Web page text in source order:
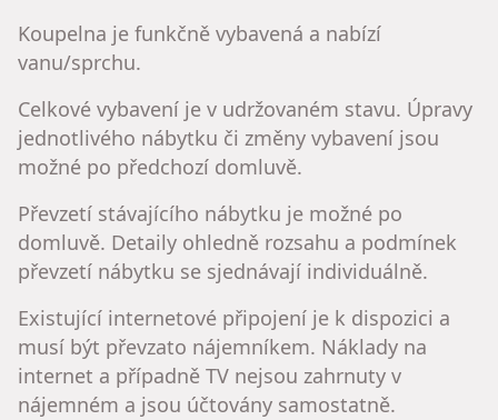
Koupelna je funkčně vybavená a nabízí
vanu/sprchu.
Celkové vybavení je v udržovaném stavu. Úpravy
jednotlivého nábytku či změny vybavení jsou
možné po předchozí domluvě.
Převzetí stávajícího nábytku je možné po
domluvě. Detaily ohledně rozsahu a podmínek
převzetí nábytku se sjednávají individuálně.
Existující internetové připojení je k dispozici a
musí být převzato nájemníkem. Náklady na
internet a případně TV nejsou zahrnuty v
nájemném a jsou účtovány samostatně.